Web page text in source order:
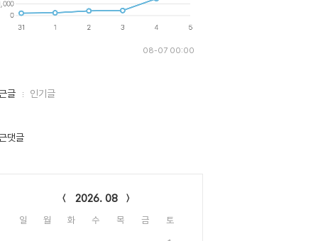
08-07 00:00
글 인기글
댓글
2026. 08
일 월 화 수 목 금 토